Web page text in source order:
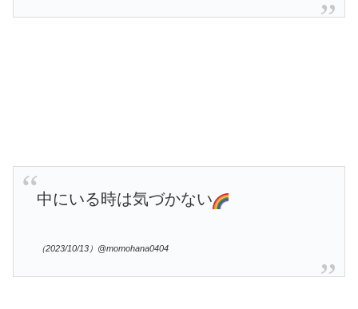
中にいる時は気づかない
（2023/10/13）@momohana0404